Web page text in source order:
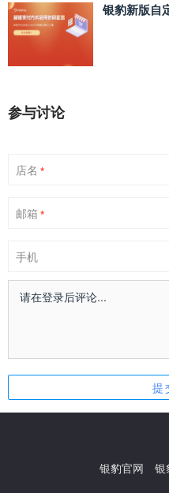
银豹新版自
参与讨论
店名 *
邮箱 *
手机
银豹官网 银